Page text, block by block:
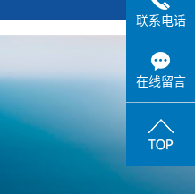
联系电话
在线留言